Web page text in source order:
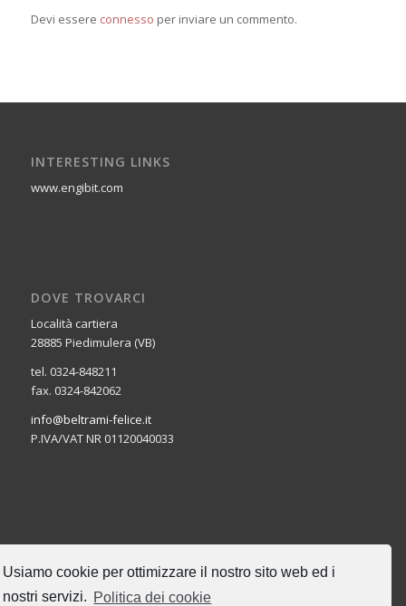
Usiamo cookie per ottimizzare il nostro sito web ed i
nostri servizi. Politica dei cookie
Devi essere connesso per inviare un commento.
INTERESTING LINKS
www.engibit.com
DOVE TROVARCI
Località cartiera
28885 Piedimulera (VB)
tel. 0324-848211
fax. 0324-842062
info@beltrami-felice.it
P.IVA/VAT NR 01120040033
CERCA NEL SITO